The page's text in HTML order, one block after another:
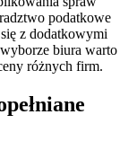
podatkowe
z dodatkowymi
biura warto
różnych firm.